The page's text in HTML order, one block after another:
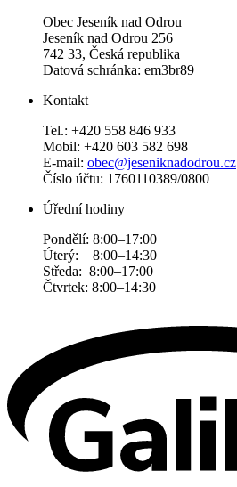
Obec Jeseník nad Odrou
Jeseník nad Odrou 256
742 33, Česká republika
Datová schránka: em3br89
Kontakt
Tel.: +420 558 846 933
Mobil: +420 603 582 698
E-mail: obec@jeseniknadodrou.cz
Číslo účtu: 1760110389/0800
Úřední hodiny
Pondělí: 8:00–17:00
Úterý: 8:00–14:30
Středa: 8:00–17:00
Čtvrtek: 8:00–14:30